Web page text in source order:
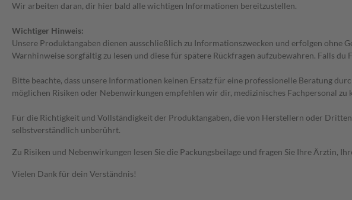
Wir arbeiten daran, dir hier bald alle wichtigen Informationen bereitzustellen.
Wichtiger Hinweis:
Unsere Produktangaben dienen ausschließlich zu Informationszwecken und erfolgen
Warnhinweise sorgfältig zu lesen und diese für spätere Rückfragen aufzubewahren. Falls
Bitte beachte, dass unsere Informationen keinen Ersatz für eine professionelle Beratung
möglichen Risiken oder Nebenwirkungen empfehlen wir dir, medizinisches Fachpersonal zu
Für die Richtigkeit und Vollständigkeit der Produktangaben, die von Herstellern oder
selbstverständlich unberührt.
Zu Risiken und Nebenwirkungen lesen Sie die Packungsbeilage und fragen Sie Ihre Ärztin,
Vielen Dank für dein Verständnis!